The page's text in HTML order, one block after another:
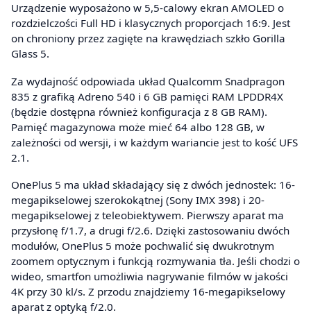
Urządzenie wyposażono w 5,5-calowy ekran AMOLED o
rozdzielczości Full HD i klasycznych proporcjach 16:9. Jest
on chroniony przez zagięte na krawędziach szkło Gorilla
Glass 5.
Za wydajność odpowiada układ Qualcomm Snadpragon
835 z grafiką Adreno 540 i 6 GB pamięci RAM LPDDR4X
(będzie dostępna również konfiguracja z 8 GB RAM).
Pamięć magazynowa może mieć 64 albo 128 GB, w
zależności od wersji, i w każdym wariancie jest to kość UFS
2.1.
OnePlus 5 ma układ składający się z dwóch jednostek: 16-
megapikselowej szerokokątnej (Sony IMX 398) i 20-
megapikselowej z teleobiektywem. Pierwszy aparat ma
przysłonę f/1.7, a drugi f/2.6. Dzięki zastosowaniu dwóch
modułów, OnePlus 5 może pochwalić się dwukrotnym
zoomem optycznym i funkcją rozmywania tła. Jeśli chodzi o
wideo, smartfon umożliwia nagrywanie filmów w jakości
4K przy 30 kl/s. Z przodu znajdziemy 16-megapikselowy
aparat z optyką f/2.0.